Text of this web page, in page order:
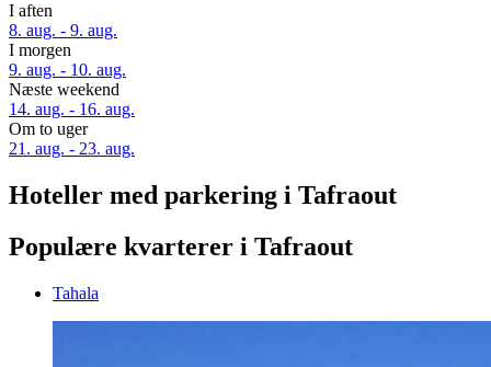
I aften
8. aug. - 9. aug.
I morgen
9. aug. - 10. aug.
Næste weekend
14. aug. - 16. aug.
Om to uger
21. aug. - 23. aug.
Hoteller med parkering i Tafraout
Populære kvarterer i Tafraout
Tahala